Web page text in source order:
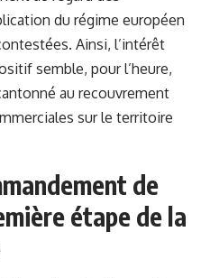
du régime européen
Ainsi, l’intérêt
semble, pour l’heure,
au recouvrement
sur le territoire
de
étape de la